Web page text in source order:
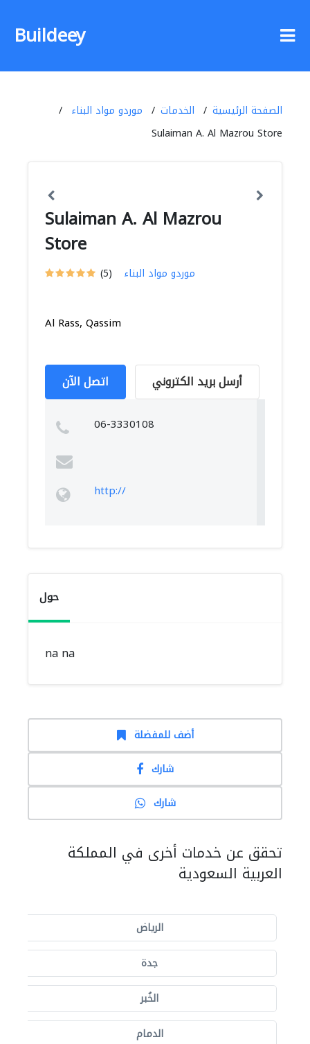
Buildeey
الصفحة الرئيسية الخدمات
موردو مواد البناء
Sulaiman A. Al Mazrou Store
Sulaiman A. Al Mazrou
Store
(5) موردو مواد البناء
Al Rass, Qassim
اتصل الآن أرسل بريد الكتروني
06-3330108
http://
حول
na na
أضف للمفضلة
شارك
شارك
تحقق عن خدمات أخرى في المملكة
العربية السعودية
الرياض
جدة
الخُبر
الدمام